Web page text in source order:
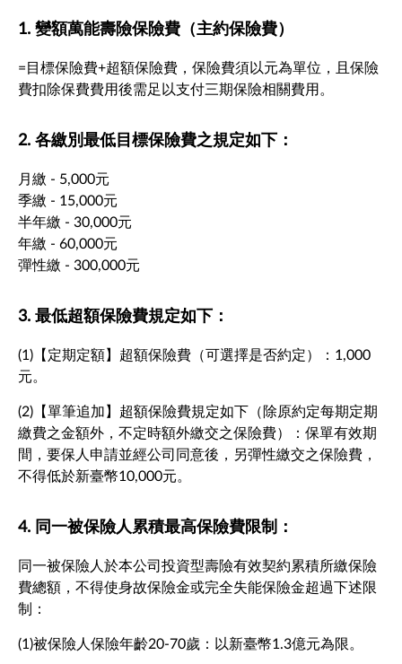
1. 變額萬能壽險保險費（主約保險費）
=目標保險費+超額保險費，保險費須以元為單位，且保險
費扣除保費費用後需足以支付三期保險相關費用。
2. 各繳別最低目標保險費之規定如下：
月繳 - 5,000元
季繳 - 15,000元
半年繳 - 30,000元
年繳 - 60,000元
彈性繳 - 300,000元
3. 最低超額保險費規定如下：
(1)【定期定額】超額保險費（可選擇是否約定）：1,000
元。
(2)【單筆追加】超額保險費規定如下（除原約定每期定期
繳費之金額外，不定時額外繳交之保險費）：保單有效期
間，要保人申請並經公司同意後，另彈性繳交之保險費，
不得低於新臺幣10,000元。
4. 同一被保險人累積最高保險費限制：
同一被保險人於本公司投資型壽險有效契約累積所繳保險
費總額，不得使身故保險金或完全失能保險金超過下述限
制：
(1)被保險人保險年齡20-70歲：以新臺幣1.3億元為限。